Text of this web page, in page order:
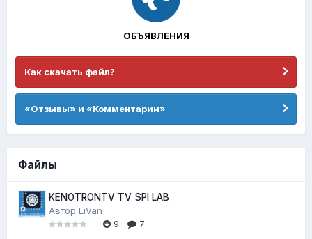
ОБЪЯВЛЕНИЯ
Как скачать файл?
«Отзывы» и «Комментарии»
Файлы
KENOTRONTV TV SPI LAB
Автор LiVan
9
7